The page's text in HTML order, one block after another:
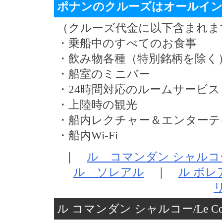
ポナンのクルーズはオールイ
（クルーズ代金に以下含まれ
・乗船中のすべてのお食事
・飲み物各種（特別銘柄を除く
・船室のミニバー
・24時間対応のルームサービス
・上陸時の観光
・船内レクチャー＆エンター
・船内Wi-Fi
ル コマンダン シャルコ
ル ソレアル
ル ボレ
ル コマンダン シャルコー/Le